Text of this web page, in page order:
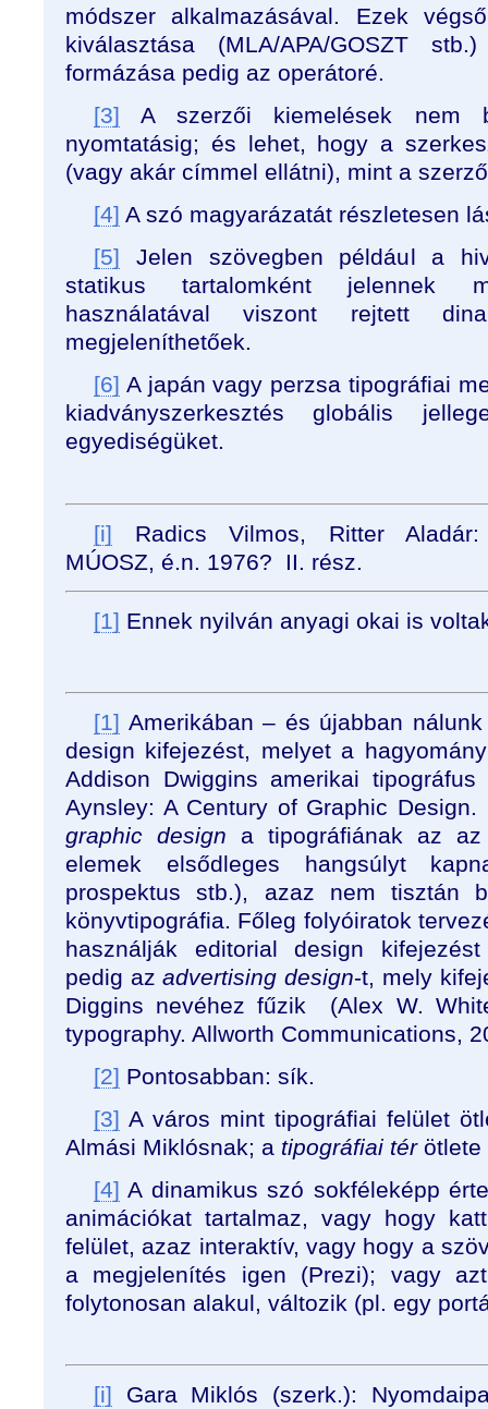
módszer alkalmazásával. Ezek
kiválasztása (MLA/APA/GOSZT
formázása pedig az operátoré.
[3] A szerzői kiemelések nem
nyomtatásig; és lehet, hogy a
(vagy akár címmel ellátni), mint a
[4] A szó magyarázatát részletesen
[5] Jelen szövegben például a
statikus tartalomként jelennek
használatával viszont rejtett
megjeleníthetőek.
[6] A japán vagy perzsa tipográfiai
kiadványszerkesztés globális
egyediségüket.
[i] Radics Vilmos, Ritter Aladár:
MÚOSZ, é.n. 1976? II. rész.
[1] Ennek nyilván anyagi okai is
[1] Amerikában – és újabban
design kifejezést, melyet a
Addison Dwiggins amerikai
Aynsley: A Century of Graphic
graphic design a tipográfiának az
elemek elsődleges hangsúlyt
prospektus stb.), azaz nem tisztán
könyvtipográfia. Főleg folyóiratok
használják editorial design
pedig azadvertising design-t, mely
Diggins nevéhez fűzik (Alex W.
typography. Allworth Communications,
[2] Pontosabban: sík.
[3] A város mint tipográfiai felület
Almási Miklósnak; a tipográfiai térötlete
[4] A dinamikus szó sokféleképp
animációkat tartalmaz, vagy hogy
felület, azaz interaktív, vagy hogy a
a megjelenítés igen (Prezi); vagy
folytonosan alakul, változik (pl. egy
[i] Gara Miklós (szerk.):